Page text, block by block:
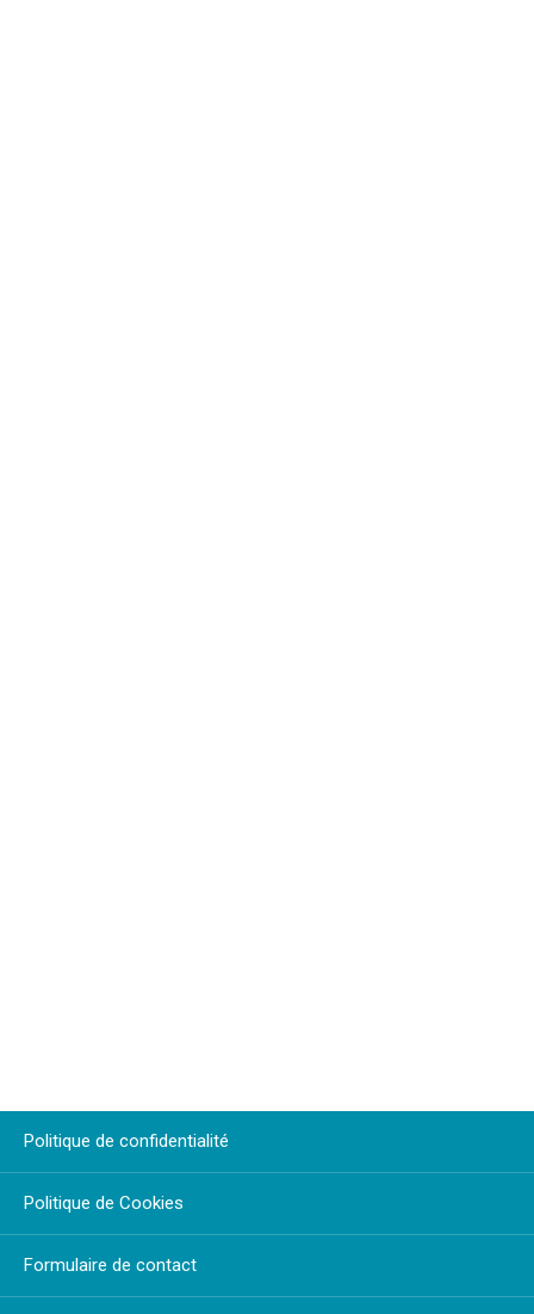
Politique de confidentialité
Politique de Cookies
Formulaire de contact